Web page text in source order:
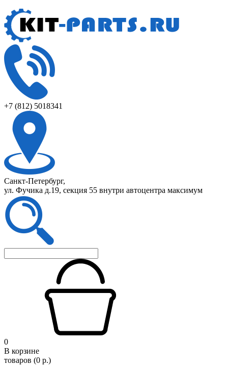
+7 (812) 5018341
Санкт-Петербург,
ул. Фучика д.19, секция 55 внутри автоцентра максимум
0
В корзине
товаров (0 р.)